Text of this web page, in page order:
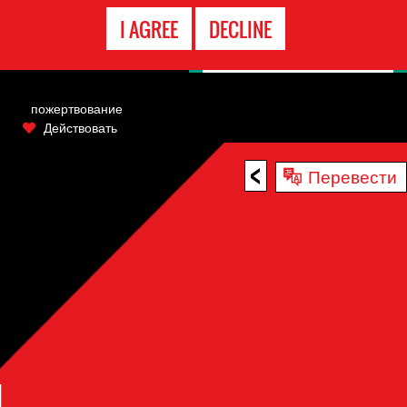
I AGREE DECLINE
< Перевести
пожертвование
Действовать
ГОРЯЧАЯ
ЛИНИЯ